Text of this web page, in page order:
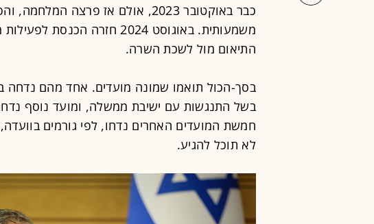
כבר באוקטובר 2023, אולם אז פרצה
משמעותית. באוגוסט 2024 חזרה
התיאום מול לשכת השרה.
בסך-הכול תואמו שמונה מועדים. אחד מהם נדחה
בשל התנגשות עם ישיבת ממשלה, ומועד נוסף
חמשת המועדים האחרים נדחו, לפי גורמים
לא תוכל להגיע.